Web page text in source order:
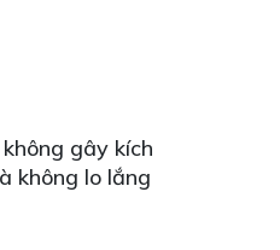
gây kích
không lo lắng